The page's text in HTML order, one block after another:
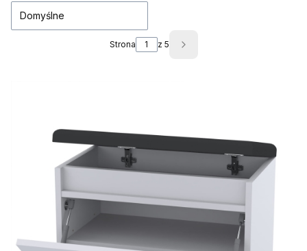
Domyślne
Strona z 5 Następne produkty